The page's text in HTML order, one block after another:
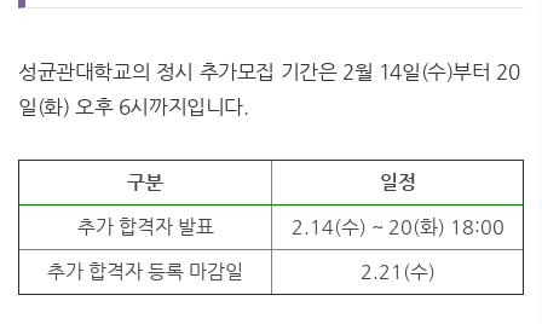
성균관대학교의 정시 추가모집 기간은 2월 14일(수)부터 20
일(화) 오후 6시까지입니다.
구분
일정
추가 합격자 발표
2.14(수) ~ 20(화) 18:00
추가 합격자 등록 마감일
2.21(수)